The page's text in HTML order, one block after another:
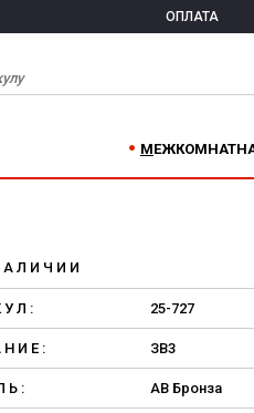
ОПЛАТА
25-727
ЗВ3
AB Бронза